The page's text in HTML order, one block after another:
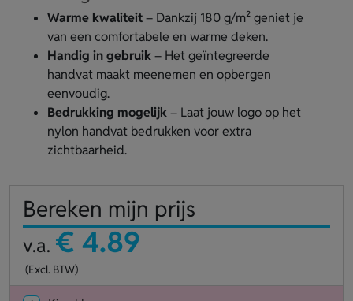
Warme kwaliteit– Dankzij 180 g/m² geniet je
van een comfortabele en warme deken.
Handig in gebruik– Het geïntegreerde
handvat maakt meenemen en opbergen
eenvoudig.
Bedrukking mogelijk– Laat jouw logo op het
nylon handvat bedrukken voor extra
zichtbaarheid.
Bereken mijn prijs
v.a. € 4.89
(Excl. BTW)